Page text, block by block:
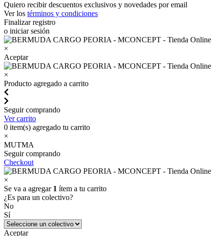
Quiero recibir descuentos exclusivos y novedades por email
Ver los términos y condiciones
Finalizar registro
o iniciar sesión
×
Aceptar
×
Producto agregado a carrito
Seguir comprando
Ver carrito
0 item(s) agregado tu carrito
×
MUTMA
Seguir comprando
Checkout
×
Se va a agregar 1 ítem a tu carrito
¿Es para un colectivo?
No
Sí
Aceptar